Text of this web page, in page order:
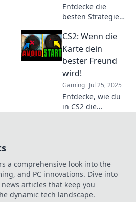
Entdecke die
besten Strategien
Karten das Spiel
revolutionieren –
Tipps, Tricks und
mehr für den
ultimativen Sieg!
CS2: Wenn die
Karte dein
bester Freund
wird!
Gaming Jul 25, 2025
Entdecke, wie du
in CS2 die
ist! Tipps und
Tricks für Gamer!
a comprehensive look into the
and PC innovations. Dive into
articles that keep you
dynamic tech landscape.